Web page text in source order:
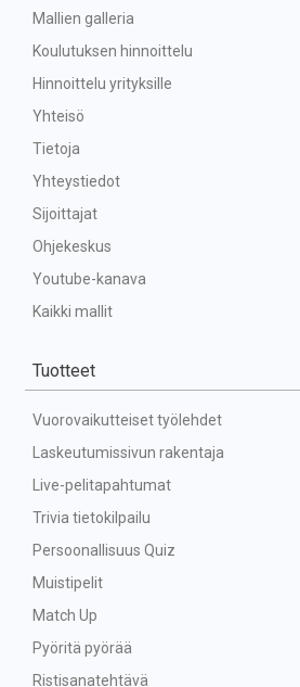
Mallien galleria
Koulutuksen hinnoittelu
Hinnoittelu yrityksille
Yhteisö
Tietoja
Yhteystiedot
Sijoittajat
Ohjekeskus
Youtube-kanava
Kaikki mallit
Tuotteet
Vuorovaikutteiset työlehdet
Laskeutumissivun rakentaja
Live-pelitapahtumat
Trivia tietokilpailu
Persoonallisuus Quiz
Muistipelit
Match Up
Pyöritä pyörää
Ristisanatehtävä